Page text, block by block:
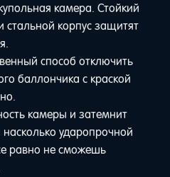
камера. Стойкий
стальной корпус защитят
способ отключить
баллончика с краской
камеры и затемнит
ударопрочной
равно не сможешь